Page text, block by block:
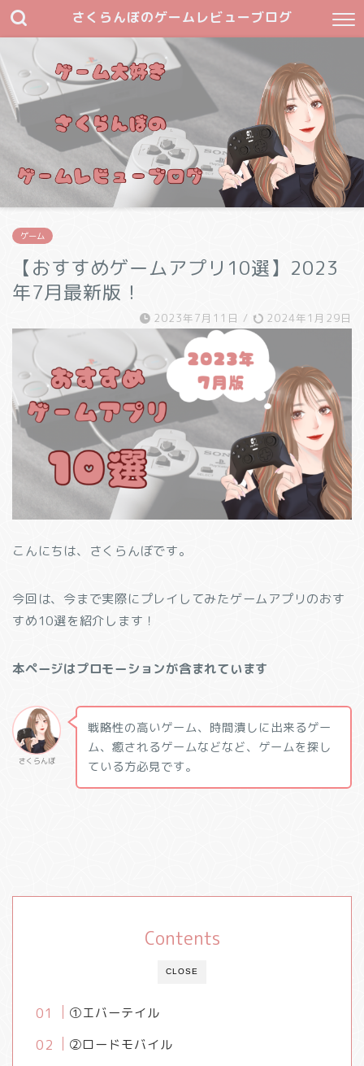
さくらんぼのゲームレビューブログ
ゲーム
【おすすめゲームアプリ10選】2023
年7月最新版！
2023年7月11日 / 2024年1月29日
こんにちは、さくらんぼです。
今回は、今まで実際にプレイしてみたゲームアプリのおす
すめ10選を紹介します！
本ページはプロモーションが含まれています
さくらんぼ
戦略性の高いゲーム、時間潰しに出来るゲー
ム、癒されるゲームなどなど、ゲームを探し
ている方必見です。
CLOSE
Contents
①エバーテイル
②ロードモバイル